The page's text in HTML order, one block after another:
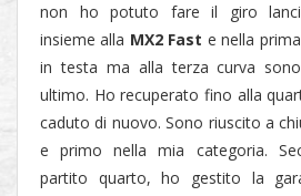
non ho potuto fare il giro
insieme alla MX2 Fast e nella
in testa ma alla terza curva
ultimo. Ho recuperato fino alla
caduto di nuovo. Sono riuscito a
e primo nella mia categoria.
partito quarto, ho gestito la